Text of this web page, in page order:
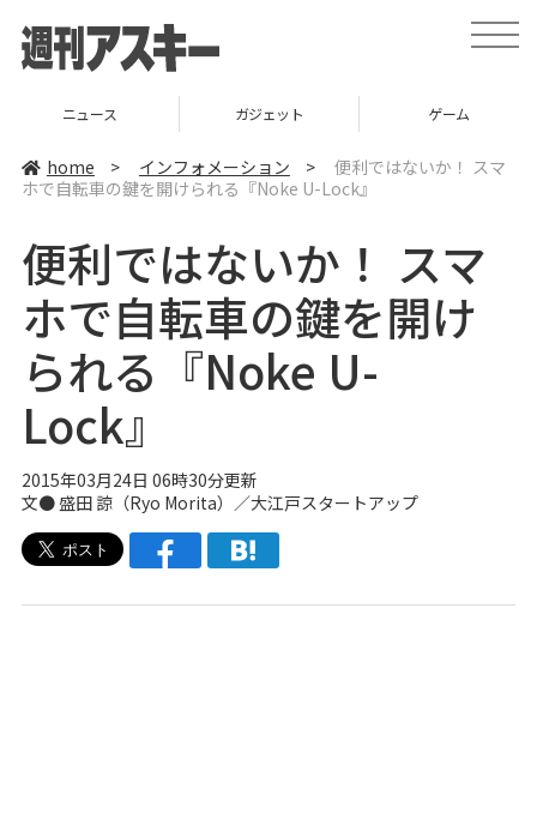
t
o
v
ニュース ガジェット ゲーム
home > インフォメーション >
便利ではないか！ スマ
ホで自転車の鍵を開けられる『Noke U-Lock』
便利ではないか！ スマ
ホで自転車の鍵を開け
られる『Noke U-
Lock』
2015年03月24日 06時30分更新
文● 盛田 諒（Ryo Morita）／大江戸スタートアップ